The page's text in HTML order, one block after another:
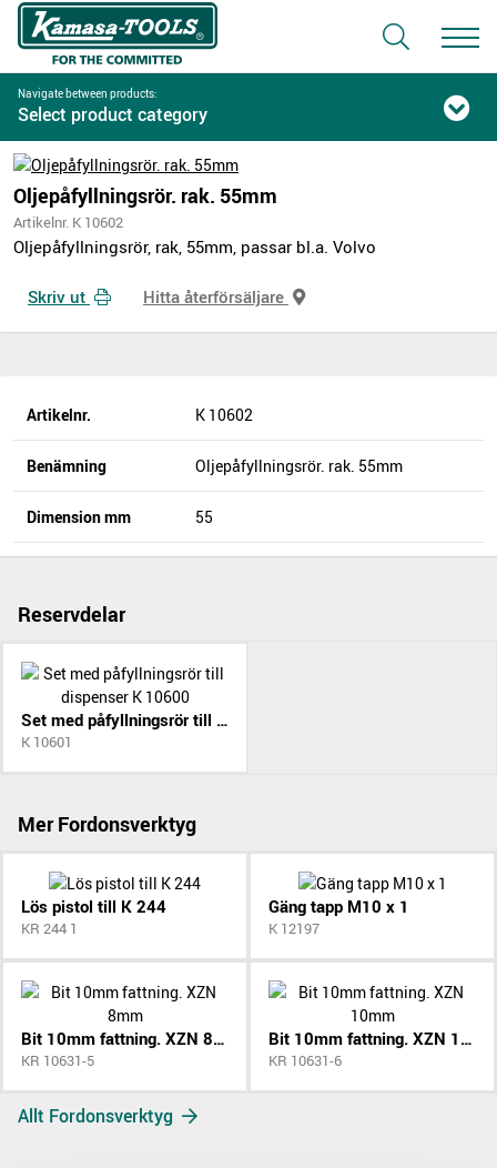
Navigate between products:
Select product category
Oljepåfyllningsrör. rak. 55mm
Artikelnr. K 10602
Oljepåfyllningsrör, rak, 55mm, passar bl.a. Volvo
Skriv ut Hitta återförsäljare
Artikelnr. K 10602
Benämning Oljepåfyllningsrör. rak. 55mm
Dimension mm 55
Reservdelar
Set med påfyllningsrör till dispenser K 10600
K 10601
Mer Fordonsverktyg
Lös pistol till K 244
KR 244 1
Gäng tapp M10 x 1
K 12197
Bit 10mm fattning. XZN 8mm
KR 10631-5
Bit 10mm fattning. XZN 10mm
KR 10631-6
Allt Fordonsverktyg